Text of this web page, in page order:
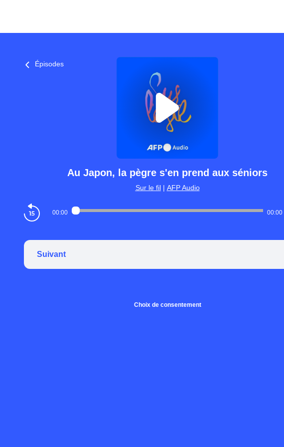
Épisodes
Au Japon, la pègre s'en prend aux séniors
Sur le fil | AFP Audio
00:00 00:00
Suivant
Choix de consentement